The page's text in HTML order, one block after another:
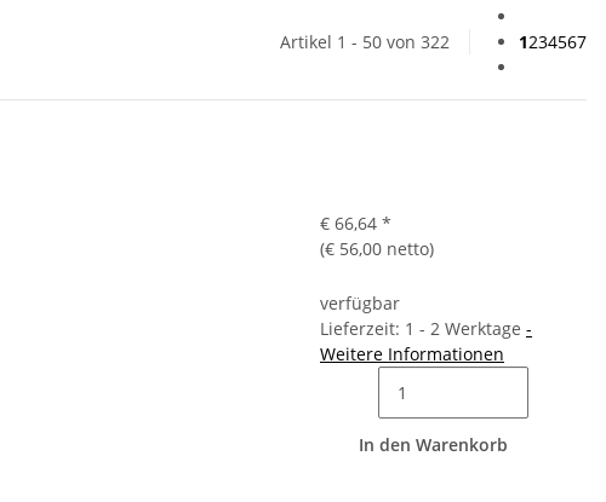
Artikel 1 - 50 von 322 1234567
€ 66,64 *
(€ 56,00 netto)
verfügbar
Lieferzeit: 1 - 2 Werktage -
Weitere Informationen
In den Warenkorb